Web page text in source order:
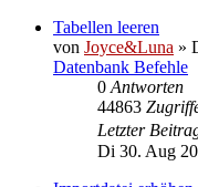
Tabellen leeren
von Joyce&Luna »
Datenbank Befehle
0 Antworten
44863
Letzter
Di 30. Aug